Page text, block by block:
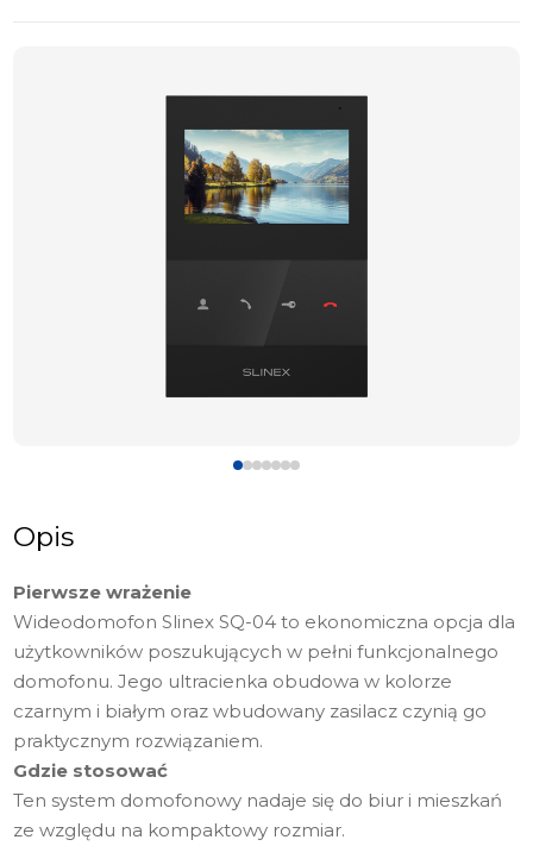
Opis
Pierwsze wrażenie
Wideodomofon Slinex SQ-04 to ekonomiczna opcja dla
użytkowników poszukujących w pełni funkcjonalnego
domofonu. Jego ultracienka obudowa w kolorze
czarnym i białym oraz wbudowany zasilacz czynią go
praktycznym rozwiązaniem.
Gdzie stosować
Ten system domofonowy nadaje się do biur i mieszkań
ze względu na kompaktowy rozmiar.